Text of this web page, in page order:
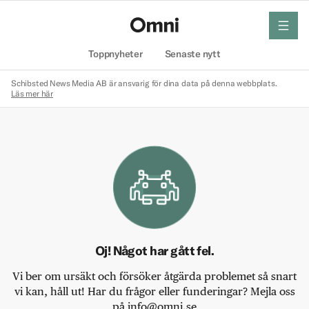
Toppnyheter Senaste nytt
meny
Schibsted News Media AB är ansvarig för dina data på denna webbplats.
Läs mer här
Oj! Något har gått fel.
Vi ber om ursäkt och försöker åtgärda problemet så snart
vi kan, håll ut! Har du frågor eller funderingar? Mejla oss